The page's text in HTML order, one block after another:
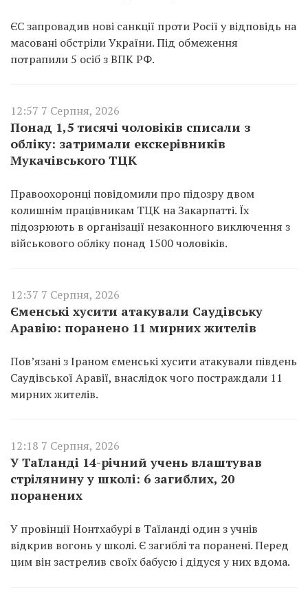
ЄС запровадив нові санкції проти Росії у відповідь на
масовані обстріли України. Під обмеження
потрапили 5 осіб з ВПК РФ.
12:57 7 Серпня, 2026
Понад 1,5 тисячі чоловіків списали з
обліку: затримали екскерівників
Мукачівського ТЦК
Правоохоронці повідомили про підозру двом
колишнім працівникам ТЦК на Закарпатті. Їх
підозрюють в організації незаконного виключення з
військового обліку понад 1500 чоловіків.
12:37 7 Серпня, 2026
Єменські хусити атакували Саудівську
Аравію: поранено 11 мирних жителів
Пов’язані з Іраном єменські хусити атакували південь
Саудівської Аравії, внаслідок чого постраждали 11
мирних жителів.
12:18 7 Серпня, 2026
У Таїланді 14-річний учень влаштував
стрілянину у школі: 6 загиблих, 20
поранених
У провінції Нонтхабурі в Таїланді один з учнів
відкрив вогонь у школі. Є загиблі та поранені. Перед
цим він застрелив своїх бабусю і дідуся у них вдома.